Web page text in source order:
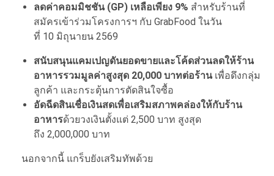
ลดค่าคอมมิชชัน (GP) เหลือเพียง 9% สำหรับร้านที่
สมัครเข้าร่วมโครงการฯ กับ GrabFood ในวัน
ที่ 10 มิถุนายน 2569
สนับสนุนแคมเปญดันยอดขายและโค้ดส่วนลดให้ร้าน
อาหารรวมมูลค่าสูงสุด 20,000 บาทต่อร้านเพื่อดึงกลุ่ม
ลูกค้า และกระตุ้นการตัดสินใจซื้อ
อัดฉีดสินเชื่อเงินสดเพื่อเสริมสภาพคล่องให้กับร้าน
อาหารด้วยวงเงินตั้งแต่ 2,500 บาท สูงสุด
ถึง 2,000,000 บาท
นอกจากนี้ แกร็บยังเสริมทัพด้วย